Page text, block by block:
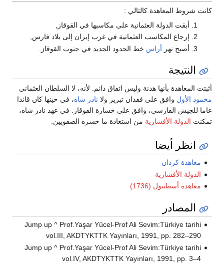
كانت شروط المعاهدة كالتالي :
أبقت الدولة العثمانية على مكاسبها في القوقاز,
إرجاع المكاسب العثمانية في غرب إيران إلى بلاد فارس,
أصبح نهر أراس خط الحدود الجديد في جنوب القوقاز.
النتيجة
أثبتت المعاهدة بأنها هدنة وليس اتفاق دائم. لأنه، لا السلطان العثماني
محمود الأول وافق على فقدان تبريز ولا نادر شاه، في حينها كان قائدا
عاما للجيش الفارسي، وافق على خسارة القوقاز. في عهد نادر شاه،
تمكنت الدولة الأفشارية من استعادة ما خسره الصفويين.
انظر أيضا
معاهدة كردان
الدولة الأفشارية
معاهدة أسطنبول (1736)
المصادر
Jump up ^ Prof.Yaşar Yücel-Prof Ali Sevim:Türkiye tarihi
vol.III, AKDTYKTTK Yayınları, 1991, pp. 282–290
Jump up ^ Prof.Yaşar Yücel-Prof Ali Sevim:Türkiye tarihi
vol.IV, AKDTYKTTK Yayınları, 1991, pp. 3–4